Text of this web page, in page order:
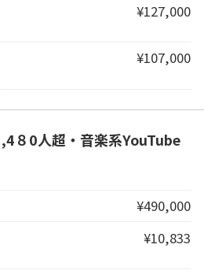
¥127,000
¥107,000
８0人超・音楽系YouTube
¥490,000
¥10,833